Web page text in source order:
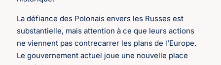
La défiance des Polonais envers les Russes est
substantielle, mais attention à ce que leurs actions
ne viennent pas contrecarrer les plans de l’Europe.
Le gouvernement actuel joue une nouvelle place